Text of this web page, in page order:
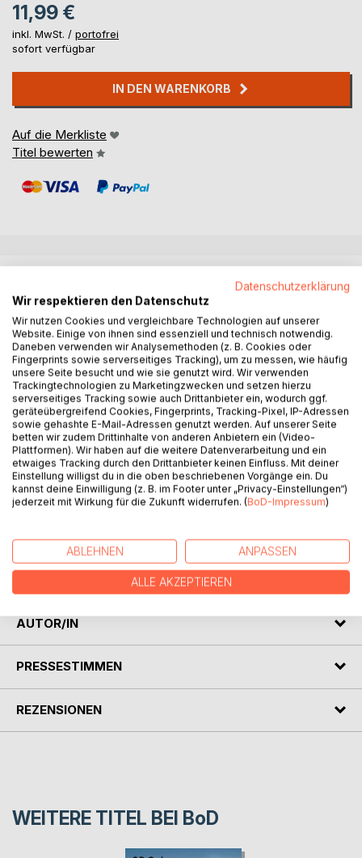
11,99 €
inkl. MwSt. / portofrei
sofort verfügbar
IN DEN WARENKORB
Auf die Merkliste
Titel bewerten
Dieses Buch nimmt seine Leser mit auf eine abenteuerliche
Expedition in die imposante Bergwelt der Weltreligionen,
von deren geschäftigen Basecamps bis in die eisigen
Höhen letzter Erkenntnis und darüber hinaus. Wer sich auf
dieses Abenteuer einlässt, tut dies auf eigenes Risiko, wird
hier doch alles infrage gestellt, was man bisher über die
Lehren der großen Weltreligionen meinte glauben zu
müssen.
"Ich kann mich nicht erinnern, schon mal ein ähnlich
unterhaltsames, kurzweiliges und in sich stimmiges
religionskritisches Buch gelesen zu haben ... Einziger
unterhaltsam, dass man es nur allzu schnell ausgelesen hat
... Mein Fazit: Unbedingt lesen!" (Marc Niedermeier,
Buchtipp des Jahres 30.09.2020, www.awq.de)
AUTOR/IN
PRESSESTIMMEN
REZENSIONEN
WEITERE TITEL BEI BoD
Datenschutzerklärung
Wir respektieren den Datenschutz
Wir nutzen Cookies und vergleichbare Technologien auf unserer
Website. Einige von ihnen sind essenziell und technisch notwendig.
Daneben verwenden wir Analysemethoden (z. B. Cookies oder
Fingerprints sowie serverseitiges Tracking), um zu messen, wie häufig
unsere Seite besucht und wie sie genutzt wird. Wir verwenden
Trackingtechnologien zu Marketingzwecken und setzen hierzu
serverseitiges Tracking sowie auch Drittanbieter ein, wodurch ggf.
geräteübergreifend Cookies, Fingerprints, Tracking-Pixel, IP-Adressen
sowie gehashte E-Mail-Adressen genutzt werden. Auf unserer Seite
betten wir zudem Drittinhalte von anderen Anbietern ein (Video-
Plattformen). Wir haben auf die weitere Datenverarbeitung und ein
etwaiges Tracking durch den Drittanbieter keinen Einfluss. Mit deiner
Einstellung willigst du in die oben beschriebenen Vorgänge ein. Du
kannst deine Einwilligung (z. B. im Footer unter „Privacy-Einstellungen“)
jederzeit mit Wirkung für die Zukunft widerrufen. (BoD-Impressum)
ABLEHNEN ANPASSEN
ALLE AKZEPTIEREN